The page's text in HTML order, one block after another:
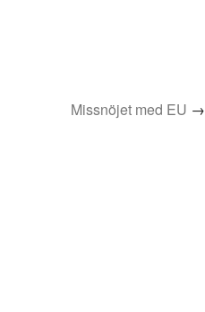
Missnöjet med EU →